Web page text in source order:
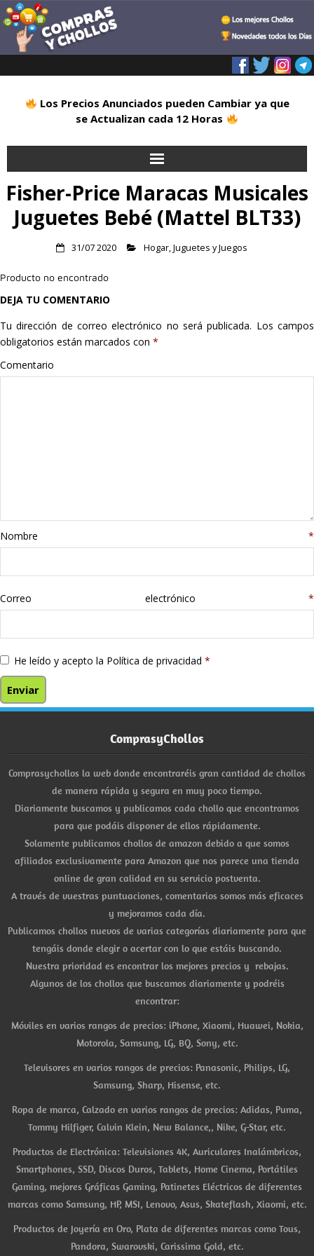
Los Precios Anunciados pueden Cambiar ya que
se Actualizan cada 12 Horas
Inicio
Alimentación
Deportes
Hogar
Informática
Stanley
libros
Fisher-Price Maracas Musicales
Juguetes Bebé (Mattel BLT33)
31/07 2020 Hogar,Juguetes y Juegos
Producto no encontrado
DEJA TU COMENTARIO
Tu dirección de correo electrónico no será publicada. Los campos
obligatorios están marcados con *
Comentario
Nombre *
Correo electrónico *
He leído y acepto la Política de privacidad *
ComprasyChollos
Comprasychollos la web donde encontraréis gran cantidad de chollos
de manera rápida y segura en muy poco tiempo.
Diariamente buscamos y publicamos cada chollo que encontramos
para que podáis disponer de ellos rápidamente.
Solamente publicamos chollos de amazon debido a que somos
afiliados exclusivamente para Amazon que nos parece una tienda
online de gran calidad en su servicio postventa.
A través de vuestras puntuaciones, comentarios somos más eficaces
y mejoramos cada día.
Publicamos chollos nuevos de varias categorías diariamente para que
tengáis donde elegir o acertar con lo que estáis buscando.
Nuestra prioridad es encontrar los mejores precios y rebajas.
Algunos de los chollos que buscamos diariamente y podréis
encontrar:
Móviles en varios rangos de precios: iPhone, Xiaomi, Huawei, Nokia,
Motorola, Samsung, LG, BQ, Sony, etc.
Televisores en varios rangos de precios: Panasonic, Philips, LG,
Samsung, Sharp, Hisense, etc.
Ropa de marca, Calzado en varios rangos de precios: Adidas, Puma,
Tommy Hilfiger, Calvin Klein, New Balance,, Nike, G-Star, etc.
Productos de Electrónica: Televisiones 4K, Auriculares Inalámbricos,
Smartphones, SSD, Discos Duros, Tablets, Home Cinema, Portátiles
Gaming, mejores Gráficas Gaming, Patinetes Eléctricos de diferentes
marcas como Samsung, HP, MSI, Lenovo, Asus, Skateflash, Xiaomi, etc.
Productos de Joyería en Oro, Plata de diferentes marcas como Tous,
Pandora, Swarovski, Carissima Gold, etc.